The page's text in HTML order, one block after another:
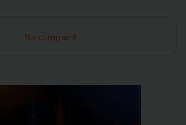
No comment